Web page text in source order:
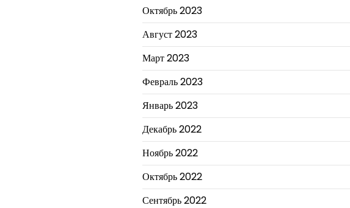
Октябрь 2023
Август 2023
Март 2023
Февраль 2023
Январь 2023
Декабрь 2022
Ноябрь 2022
Октябрь 2022
Сентябрь 2022